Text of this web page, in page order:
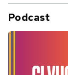
Podcast